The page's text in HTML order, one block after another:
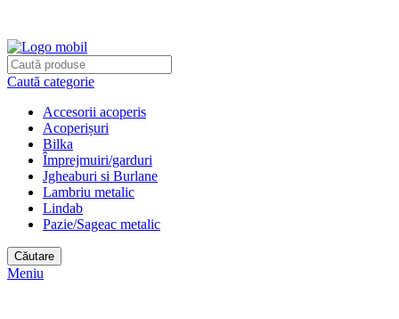
Caută categorie
Accesorii acoperis
Acoperișuri
Bilka
Împrejmuiri/garduri
Jgheaburi si Burlane
Lambriu metalic
Lindab
Pazie/Sageac metalic
Căutare
Meniu